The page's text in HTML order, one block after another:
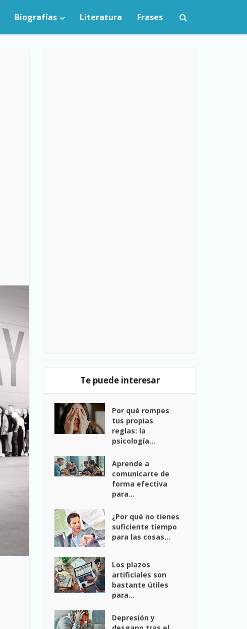
Biografías Literatura Frases
Te puede interesar
Por qué rompes
tus propias
reglas: la
psicología...
Aprende a
comunicarte de
forma efectiva
para...
¿Por qué no tienes
suficiente tiempo
para las cosas...
Los plazos
artificiales son
bastante útiles
para...
Depresión y